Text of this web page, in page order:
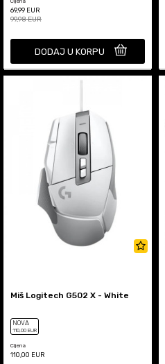
69,99 EUR
99,98EUR
DODAJ U KORPU
Miš Logitech G502 X - White
NOVA
110,00 EUR
Cijena
110,00 EUR